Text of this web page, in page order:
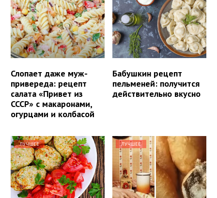
Слопает даже муж-
привереда: рецепт
салата «Привет из
СССР» с макаронами,
огурцами и колбасой
Бабушкин рецепт
пельменей: получится
действительно вкусно
ЛУЧШЕЕ ЛУЧШЕЕ